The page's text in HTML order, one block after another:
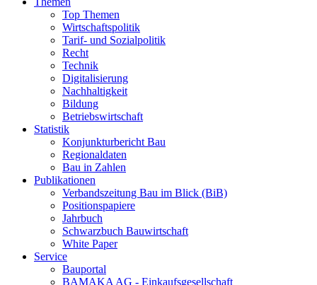
Top Themen
Wirtschaftspolitik
Tarif- und Sozialpolitik
Recht
Technik
Digitalisierung
Nachhaltigkeit
Bildung
Betriebswirtschaft
Statistik
Konjunkturbericht Bau
Regionaldaten
Bau in Zahlen
Publikationen
Verbandszeitung Bau im Blick (BiB)
Positionspapiere
Jahrbuch
Schwarzbuch Bauwirtschaft
White Paper
Service
Bauportal
BAMAKA AG - Einkaufsgesellschaft